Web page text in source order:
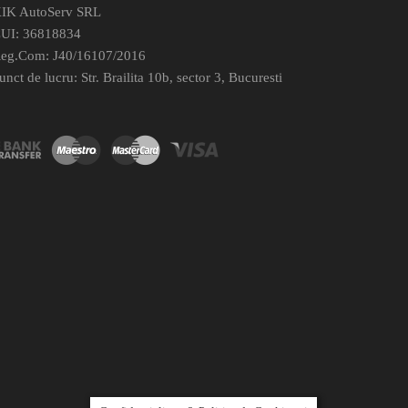
AutoServ SRL
36818834
J40/16107/2016
de lucru: Str. Brailita 10b, sector 3, Bucuresti